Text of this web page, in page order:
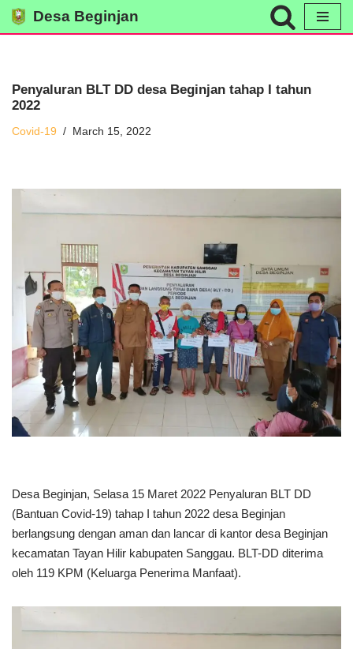
content
Desa Beginjan
Penyaluran BLT DD desa Beginjan tahap I tahun
2022
Covid-19 March 15, 2022
Desa Beginjan, Selasa 15 Maret 2022 Penyaluran BLT DD
(Bantuan Covid-19) tahap I tahun 2022 desa Beginjan
berlangsung dengan aman dan lancar di kantor desa Beginjan
kecamatan Tayan Hilir kabupaten Sanggau. BLT-DD diterima
oleh 119 KPM (Keluarga Penerima Manfaat).